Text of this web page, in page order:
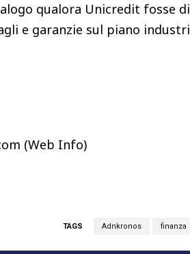
qualora Unicredit fosse
e garanzie sul piano
(Web Info)
TAGS Adnkronos finanza